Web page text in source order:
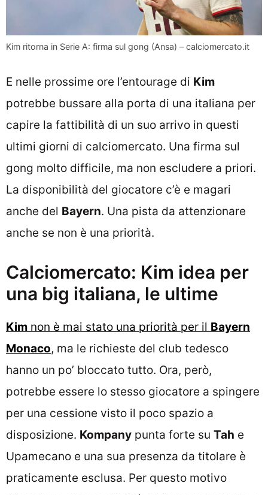
Kim ritorna in Serie A: firma sul gong (Ansa) – calciomercato.it
E nelle prossime ore l’entourage di Kim
potrebbe bussare alla porta di una italiana per
capire la fattibilità di un suo arrivo in questi
ultimi giorni di calciomercato. Una firma sul
gong molto difficile, ma non escludere a priori.
La disponibilità del giocatore c’è e magari
anche del Bayern. Una pista da attenzionare
anche se non è una priorità.
Calciomercato: Kim idea per
una big italiana, le ultime
Kim non è mai stato una priorità per il Bayern
Monaco, ma le richieste del club tedesco
hanno un po’ bloccato tutto. Ora, però,
potrebbe essere lo stesso giocatore a spingere
per una cessione visto il poco spazio a
disposizione. Kompany punta forte su Tah e
Upamecano e una sua presenza da titolare è
praticamente esclusa. Per questo motivo